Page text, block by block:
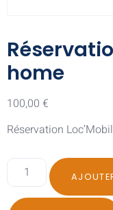
home
100,00 €
Réservation